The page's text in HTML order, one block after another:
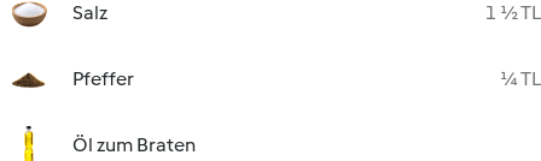
Salz
1 ½ TL
Pfeffer ¼ TL
Öl zum Braten